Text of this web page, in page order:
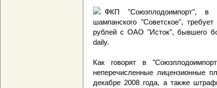
ФКП "Союзплодоимпорт", в
шампанского "Советское",
рублей с ОАО "Исток", бывшего
daily.
Как говорят в
неперечисленные лицензионные
декабре 2008 года, а также